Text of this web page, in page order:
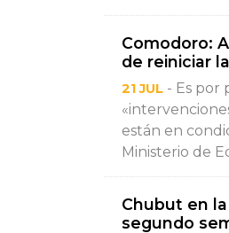
Comodoro:
de reiniciar
21 JUL - Es por
están en
Ministerio de
Chubut en
segundo